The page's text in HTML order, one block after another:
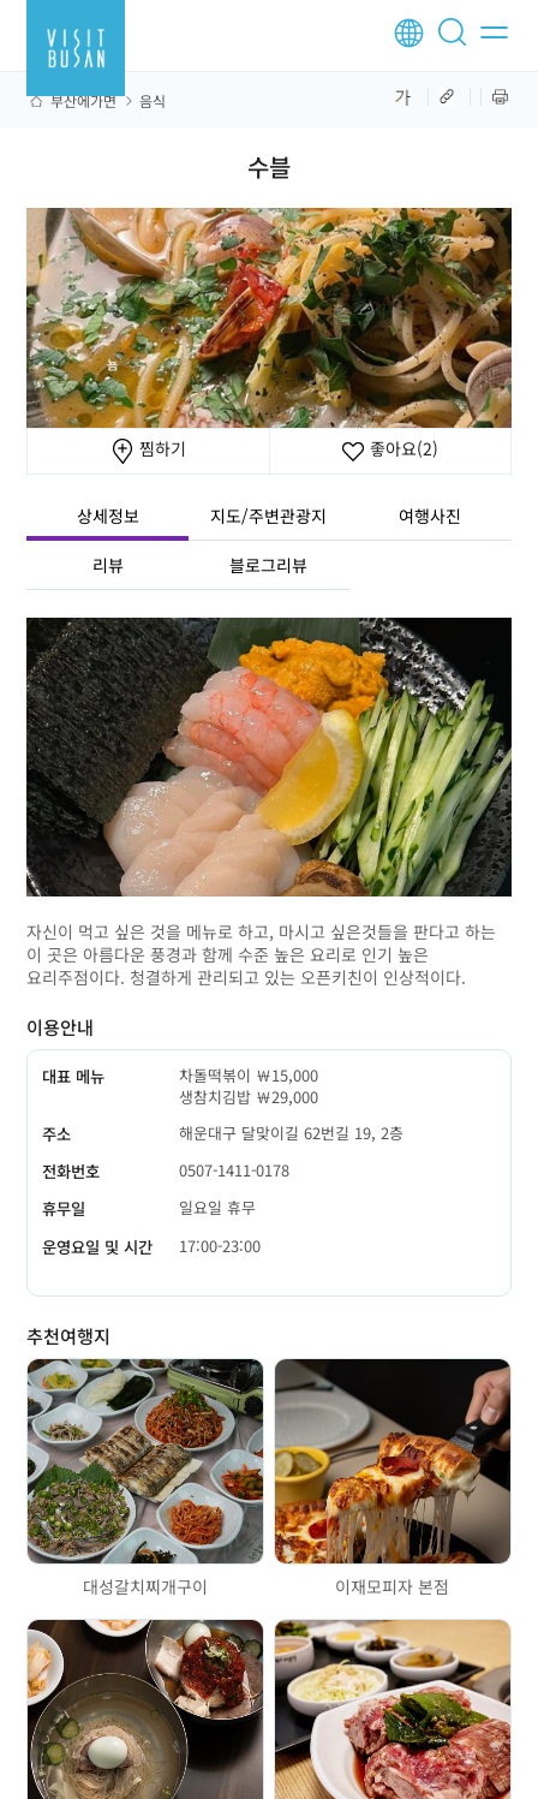
부산에가면 음식
수블
찜하기 좋아요(2)
상세정보 지도/주변관광지 여행사진
리뷰 블로그리뷰
자신이 먹고 싶은 것을 메뉴로 하고, 마시고 싶은것들을 판다고 하는
이 곳은 아름다운 풍경과 함께 수준 높은 요리로 인기 높은
요리주점이다. 청결하게 관리되고 있는 오픈키친이 인상적이다.
이용안내
대표 메뉴
차돌떡볶이 ￦15,000
생참치김밥 ￦29,000
주소
해운대구 달맞이길 62번길 19, 2층
전화번호
0507-1411-0178
휴무일
일요일 휴무
운영요일 및 시간
17:00-23:00
추천여행지
대성갈치찌개구이 이재모피자 본점